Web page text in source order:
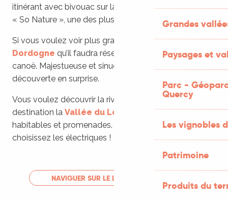
Grandes
Paysages et
Parc -
Quercy
Les vignobles
Patrimoine
Produits du
itinérant avec bivouac sur la
vallée du Célé, rivière
« So Nature », une des plus secrètes du Lot.
Si vous voulez voir plus grand, c’est enVallée de la
Dordogne qu’il faudra réserver votre descente en
canoë. Majestueuse et sinueuse, elle vous mènera de
découverte en surprise.
Vous voulez découvrir la rivière sans effort, alors
destination la Vallée du Lot
avec ses bateaux
habitables et promenades. Et pour aller jusqu’au bout,
choisissez les électriques !
NAVIGUER SUR LE LOT - PLUS D'INFOS